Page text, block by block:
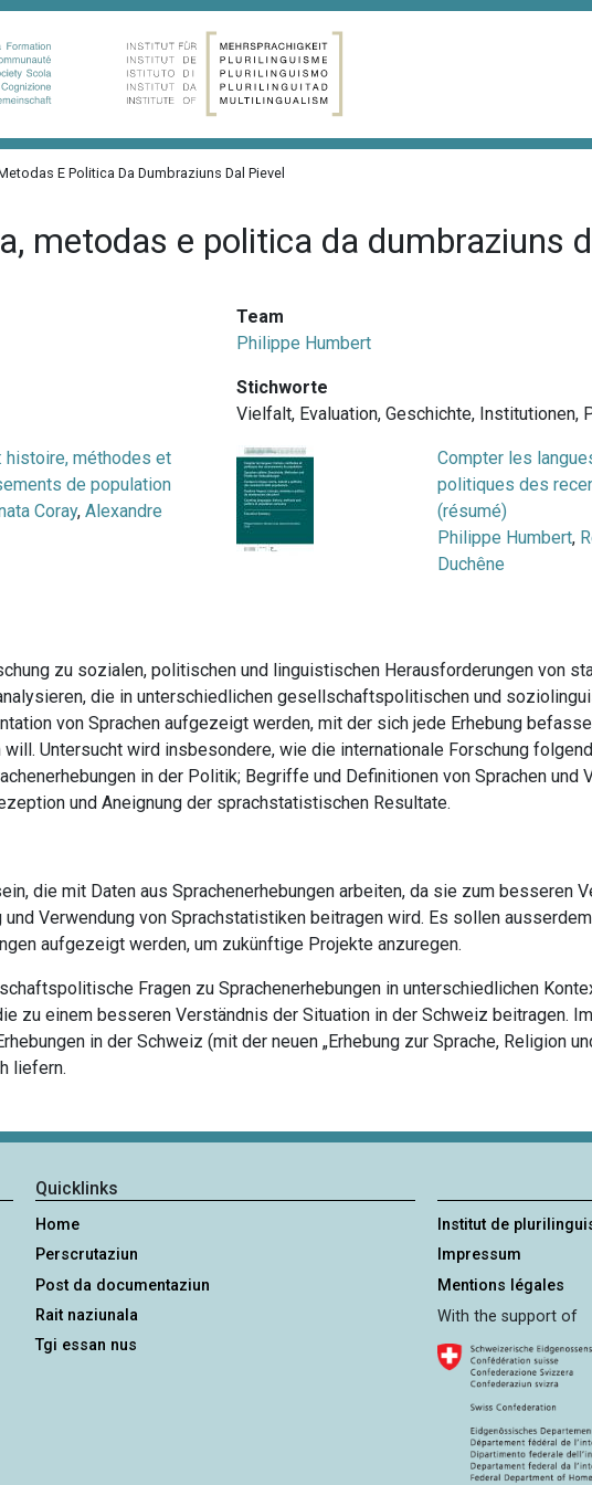
E Politica Da Dumbraziuns Dal Pievel
metodas e politica da dumbraziuns
Team
Philippe Humbert
Stichworte
Vielfalt, Evaluation, Geschichte, Institutionen,
histoire, méthodes et
de population
Coray,Alexandre
Compter les
politiques des
(résumé)
Philippe Humbert,
Duchêne
zu sozialen, politischen und linguistischen Herausforderungen von
die in unterschiedlichen gesellschaftspolitischen und
von Sprachen aufgezeigt werden, mit der sich jede Erhebung
Untersucht wird insbesondere, wie die internationale Forschung
in der Politik; Begriffe und Definitionen von Sprachen und
und Aneignung der sprachstatistischen Resultate.
die mit Daten aus Sprachenerhebungen arbeiten, da sie zum besseren
Verwendung von Sprachstatistiken beitragen wird. Es sollen
aufgezeigt werden, um zukünftige Projekte anzuregen.
Fragen zu Sprachenerhebungen in unterschiedlichen
zu einem besseren Verständnis der Situation in der Schweiz beitragen.
in der Schweiz (mit der neuen „Erhebung zur Sprache, Religion
liefern.
Quicklinks
Home
Perscrutaziun
Post da documentaziun
Rait naziunala
Tgi essan nus
Institut de
Impressum
Mentions légales
With the support of